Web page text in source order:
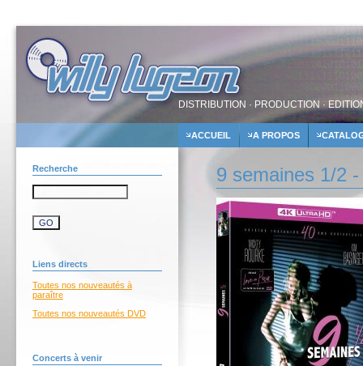
DISTRIBUTION · PRODUCTION ·
ACCUEIL A PROPOS
Recherche
Liens directs
Toutes nos nouveautés à
paraître
Toutes nos nouveautés DVD
Concerts à venir
9 semaines 1/2